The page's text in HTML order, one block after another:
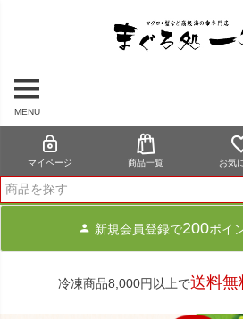
MENU
マイページ 商品一覧 お気
新規会員登録で200ポイ
冷凍商品8,000円以上で送料無